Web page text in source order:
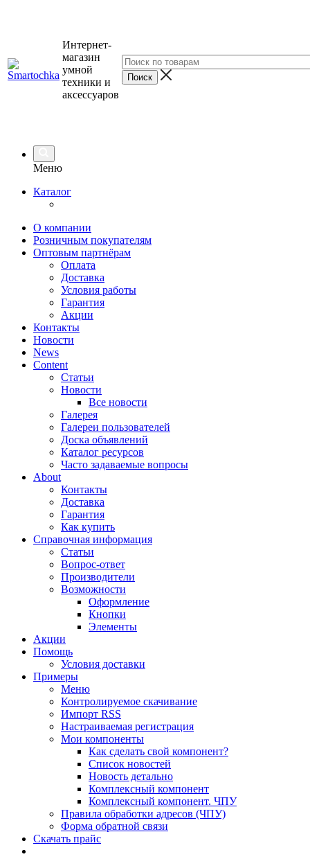
Интернет-
магазин
умной
техники и
аксессуаров
Меню
Каталог
О компании
Розничным покупателям
Оптовым партнёрам
Оплата
Доставка
Условия работы
Гарантия
Акции
Контакты
Новости
News
Content
Статьи
Новости
Все новости
Галерея
Галереи пользователей
Доска объявлений
Каталог ресурсов
Часто задаваемые вопросы
About
Контакты
Доставка
Гарантия
Как купить
Справочная информация
Статьи
Вопрос-ответ
Производители
Возможности
Оформление
Кнопки
Элементы
Акции
Помощь
Условия доставки
Примеры
Меню
Контролируемое скачивание
Импорт RSS
Настраиваемая регистрация
Мои компоненты
Как сделать свой компонент?
Список новостей
Новость детально
Комплексный компонент
Комплексный компонент. ЧПУ
Правила обработки адресов (ЧПУ)
Форма обратной связи
Скачать прайс